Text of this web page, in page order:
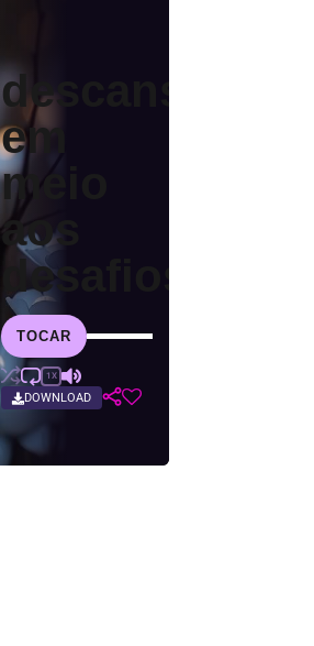
descanse
em
meio
aos
desafios
TOCAR
1X
DOWNLOAD